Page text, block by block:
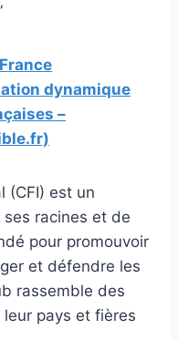
dynamique
–
(CFI) est un
racines et de
pour promouvoir
et défendre les
rassemble des
pays et fières